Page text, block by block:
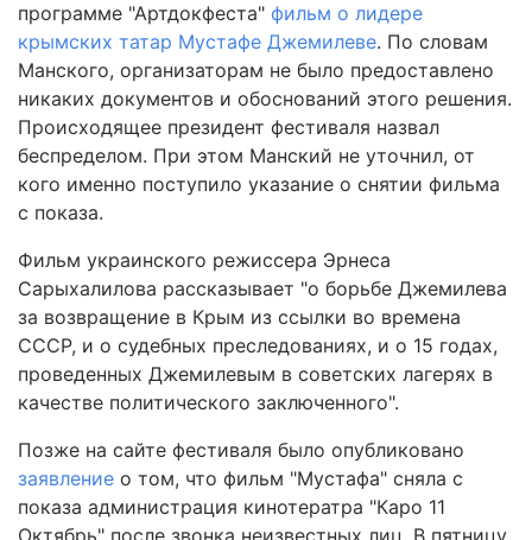
программе "Артдокфеста" фильм о лидере
крымских татар Мустафе Джемилеве. По словам
Манского, организаторам не было предоставлено
никаких документов и обоснований этого решения.
Происходящее президент фестиваля назвал
беспределом. При этом Манский не уточнил, от
кого именно поступило указание о снятии фильма
с показа.
Фильм украинского режиссера Эрнеса
Сарыхалилова рассказывает "о борьбе Джемилева
за возвращение в Крым из ссылки во времена
СССР, и о судебных преследованиях, и о 15 годах,
проведенных Джемилевым в советских лагерях в
качестве политического заключенного".
Позже на сайте фестиваля было опубликовано
заявление о том, что фильм "Мустафа" сняла с
показа администрация кинотератра "Каро 11
Октябрь" после звонка неизвестных лиц. В пятницу